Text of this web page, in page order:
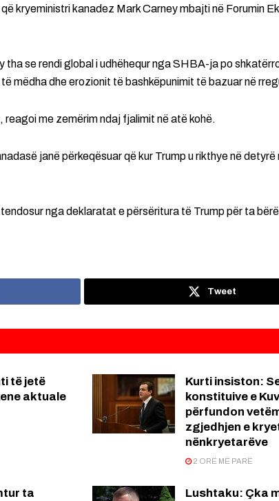
kryeministri kanadez Mark Carney mbajti në Forumin
tha se rendi global i udhëhequr nga SHBA-ja po
mëdha dhe erozionit të bashkëpunimit të bazuar në
me zemërim ndaj fjalimit në atë kohë.
janë përkeqësuar që kur Trump u rikthye në detyrë
nga deklaratat e përsëritura të Trump për ta
Tweet
të jetë
aktuale
Kurti insiston:
konstituive e
përfundon
zgjedhjen e
nënkryetarëve
2 ORË MË PARË
ta
Lushtaku: Çka